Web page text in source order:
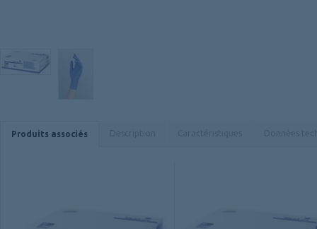
Produits associés